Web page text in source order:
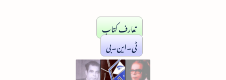
تعارف کتاب
ٹی۔این۔بی